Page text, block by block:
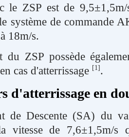
le ZSP est de
système de commande
18m/s.
du ZSP possède
cas d'atterrissage [1] .
d'atterrissage en
de Descente (SA) du
vitesse de 7,6±1,5m/s